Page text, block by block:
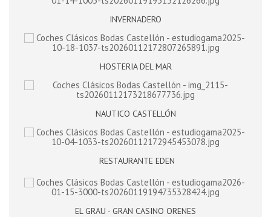
INVERNADERO
HOSTERIA DEL MAR
NAUTICO CASTELLÓN
RESTAURANTE EDEN
EL GRAU - GRAN CASINO ORENES